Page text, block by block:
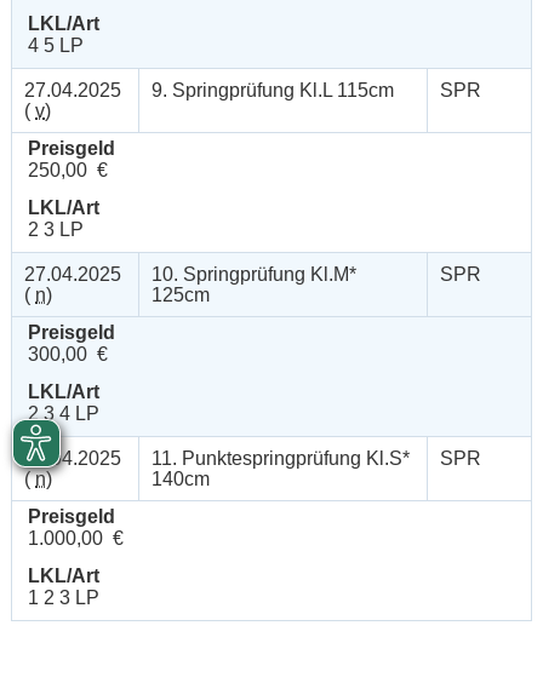
LKL/Art
4 5 LP
27.04.2025
( v)
9. Springprüfung Kl.L 115cm SPR
Preisgeld
250,00 €
LKL/Art
2 3 LP
27.04.2025
( n)
10. Springprüfung Kl.M*
125cm
SPR
Preisgeld
300,00 €
LKL/Art
2 3 4 LP
27.04.2025
(n)
11. Punktespringprüfung Kl.S*
140cm
SPR
Preisgeld
1.000,00 €
LKL/Art
1 2 3 LP